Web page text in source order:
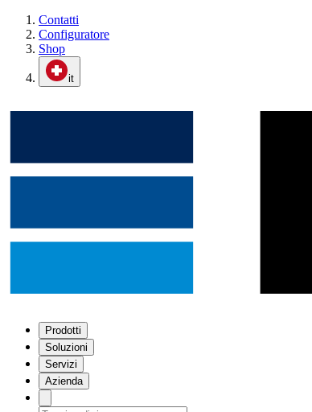
Contatti
Configuratore
Shop
it
Prodotti
Soluzioni
Servizi
Azienda